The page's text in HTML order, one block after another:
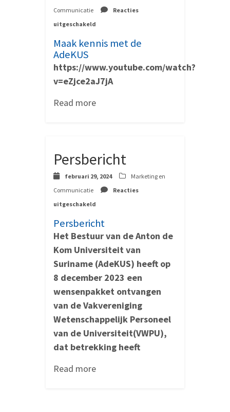
Communicatie
Reacties
uitgeschakeld
kennis
met
AdeKUS
Maak kennis met de
AdeKUS
https://www.youtube.com/watch?
v=eZjce2aJ7jA
Read more
Persbericht
februari 29, 2024
Marketing en
Communicatie
Reacties
uitgeschakeld
Persbericht
Het Bestuur van de Anton de
Kom Universiteit van
Suriname (AdeKUS) heeft op
8 december 2023 een
wensenpakket ontvangen
van de Vakvereniging
Wetenschappelijk Personeel
van de Universiteit(VWPU),
dat betrekking heeft
Read more